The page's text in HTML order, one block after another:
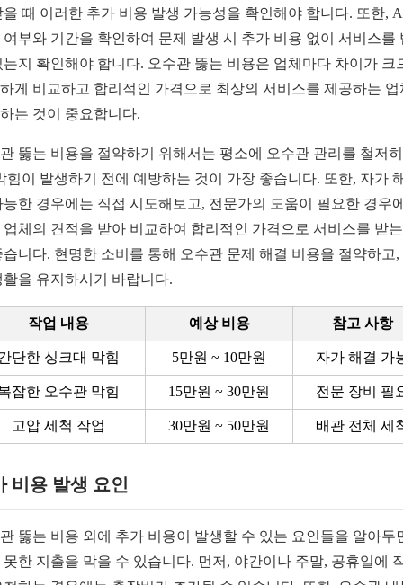
을 때 이러한 추가 비용 발생 가능성을 확인해야 합니다. 또한,
여부와 기간을 확인하여 문제 발생 시 추가 비용 없이 서비스를
는지 확인해야 합니다. 오수관 뚫는 비용은 업체마다 차이가 크
게 비교하고 합리적인 가격으로 최상의 서비스를 제공하는 업
는 것이 중요합니다.
뚫는 비용을 절약하기 위해서는 평소에 오수관 관리를 철저
힘이 발생하기 전에 예방하는 것이 가장 좋습니다. 또한, 자가
능한 경우에는 직접 시도해보고, 전문가의 도움이 필요한 경우
업체의 견적을 받아 비교하여 합리적인 가격으로 서비스를 받
습니다. 현명한 소비를 통해 오수관 문제 해결 비용을 절약하고,
활을 유지하시기 바랍니다.
작업 내용 예상 비용 참고 사항
단한 싱크대 막힘 5만원 ~ 10만원 자가 해결 가
잡한 오수관 막힘 15만원 ~ 30만원 전문 장비 필
고압 세척 작업 30만원 ~ 50만원 배관 전체 세
비용 발생 요인
뚫는 비용 외에 추가 비용이 발생할 수 있는 요인들을 알아두
못한 지출을 막을 수 있습니다. 먼저, 야간이나 주말, 공휴일에